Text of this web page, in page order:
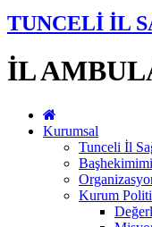
TUNCELİ İL
İL
Kurumsal
Tunceli İl
Kurum